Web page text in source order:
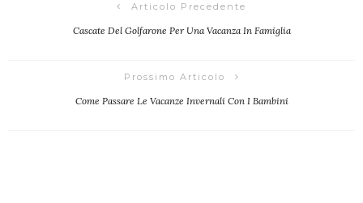
Articolo Precedente
Cascate Del Golfarone Per Una Vacanza In Famiglia
Prossimo Articolo
Come Passare Le Vacanze Invernali Con I Bambini